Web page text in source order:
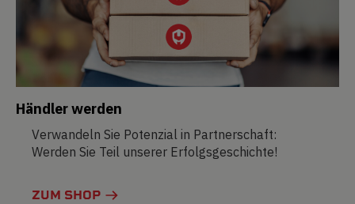
Händler werden
Verwandeln Sie Potenzial in Partnerschaft:
Werden Sie Teil unserer Erfolgsgeschichte!
ZUM SHOP